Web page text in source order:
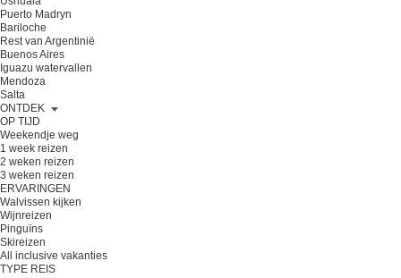
Puerto Madryn
Bariloche
Rest van Argentinië
Buenos Aires
Iguazu watervallen
Mendoza
Salta
ONTDEK
OP TIJD
Weekendje weg
1 week reizen
2 weken reizen
3 weken reizen
ERVARINGEN
Walvissen kijken
Wijnreizen
Pinguïns
Skireizen
All inclusive vakanties
TYPE REIS